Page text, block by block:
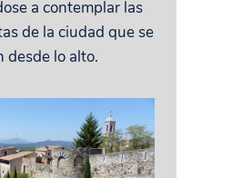
a contemplar las
de la ciudad que se
desde lo alto.